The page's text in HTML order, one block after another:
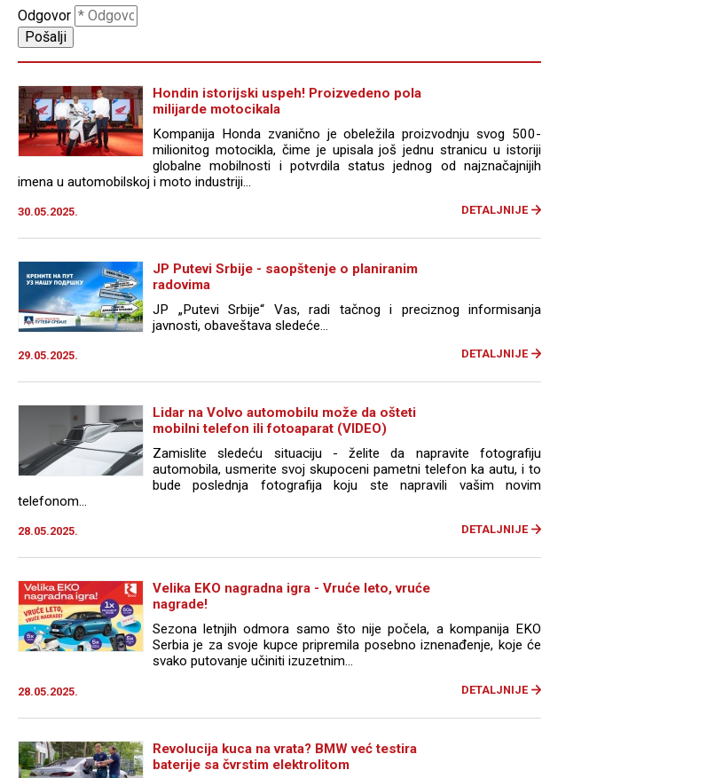
Odgovor
Hondin istorijski uspeh! Proizvedeno pola
milijarde motocikala
Kompanija Honda zvanično je obeležila proizvodnju svog 500-
milionitog motocikla, čime je upisala još jednu stranicu u istoriji
globalne mobilnosti i potvrdila status jednog od najznačajnijih
imena u automobilskoj i moto industriji...
30.05.2025. DETALJNIJE
JP Putevi Srbije - saopštenje o planiranim
radovima
JP „Putevi Srbije“ Vas, radi tačnog i preciznog informisanja
javnosti, obaveštava sledeće...
29.05.2025. DETALJNIJE
Lidar na Volvo automobilu može da ošteti
mobilni telefon ili fotoaparat (VIDEO)
Zamislite sledeću situaciju - želite da napravite fotografiju
automobila, usmerite svoj skupoceni pametni telefon ka autu, i to
bude poslednja fotografija koju ste napravili vašim novim
telefonom...
28.05.2025. DETALJNIJE
Velika EKO nagradna igra - Vruće leto, vruće
nagrade!
Sezona letnjih odmora samo što nije počela, a kompanija EKO
Serbia je za svoje kupce pripremila posebno iznenađenje, koje će
svako putovanje učiniti izuzetnim…
28.05.2025. DETALJNIJE
Revolucija kuca na vrata? BMW već testira
baterije sa čvrstim elektrolitom